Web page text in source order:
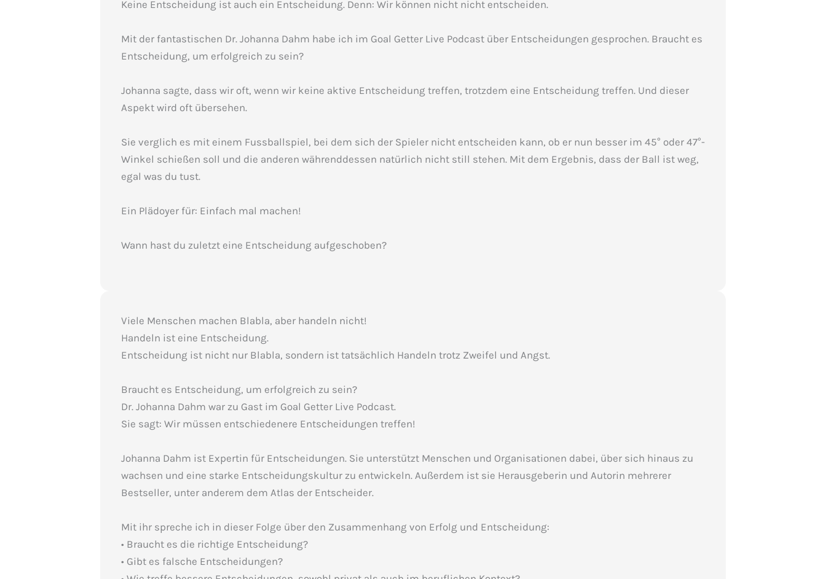
Keine Entscheidung ist auch ein Entscheidung. Denn: Wir können nicht nicht entscheiden.
Mit der fantastischen Dr. Johanna Dahm habe ich im Goal Getter Live Podcast über Entscheidungen gesprochen. Braucht es
Entscheidung, um erfolgreich zu sein?
Johanna sagte, dass wir oft, wenn wir keine aktive Entscheidung treffen, trotzdem eine Entscheidung treffen. Und dieser
Aspekt wird oft übersehen.
Sie verglich es mit einem Fussballspiel, bei dem sich der Spieler nicht entscheiden kann, ob er nun besser im 45° oder 47°-
Winkel schießen soll und die anderen währenddessen natürlich nicht still stehen. Mit dem Ergebnis, dass der Ball ist weg,
egal was du tust.
Ein Plädoyer für: Einfach mal machen!
Wann hast du zuletzt eine Entscheidung aufgeschoben?
Viele Menschen machen Blabla, aber handeln nicht!
Handeln ist eine Entscheidung.
Entscheidung ist nicht nur Blabla, sondern ist tatsächlich Handeln trotz Zweifel und Angst.
Braucht es Entscheidung, um erfolgreich zu sein?
Dr. Johanna Dahm war zu Gast im Goal Getter Live Podcast.
Sie sagt: Wir müssen entschiedenere Entscheidungen treffen!
Johanna Dahm ist Expertin für Entscheidungen. Sie unterstützt Menschen und Organisationen dabei, über sich hinaus zu
wachsen und eine starke Entscheidungskultur zu entwickeln. Außerdem ist sie Herausgeberin und Autorin mehrerer
Bestseller, unter anderem dem Atlas der Entscheider.
Mit ihr spreche ich in dieser Folge über den Zusammenhang von Erfolg und Entscheidung:
• Braucht es die richtige Entscheidung?
• Gibt es falsche Entscheidungen?